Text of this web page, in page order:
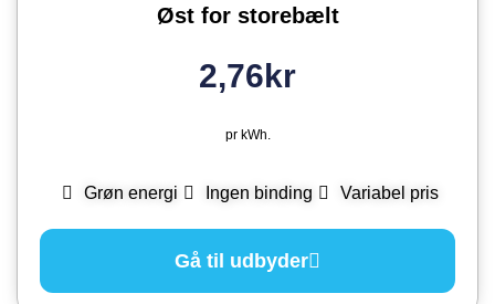
Øst for storebælt
2,76kr
pr kWh.
Grøn energi Ingen binding Variabel pris
Gå til udbyder